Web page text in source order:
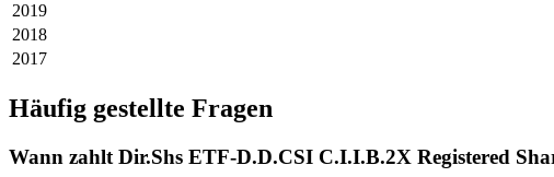
2019
2018
2017
Häufig gestellte Fragen
Wann zahlt Dir.Shs ETF-D.D.CSI C.I.I.B.2X Registered